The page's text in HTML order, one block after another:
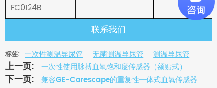
FC0124B
联系我们
标签: 一次性测温导尿管 无菌测温导尿管 测温导尿管
上一页: 一次性使用脉搏血氧饱和度传感器（额贴式）
下一页:
兼容GE-Carescape的重复性一体式血氧传感器